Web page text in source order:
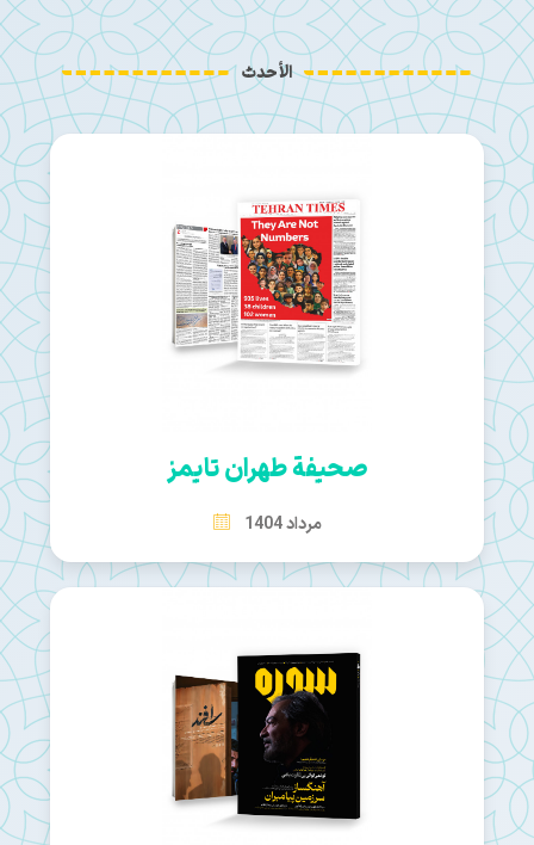
الأحدث
صحيفة طهران تايمز
مرداد 1404